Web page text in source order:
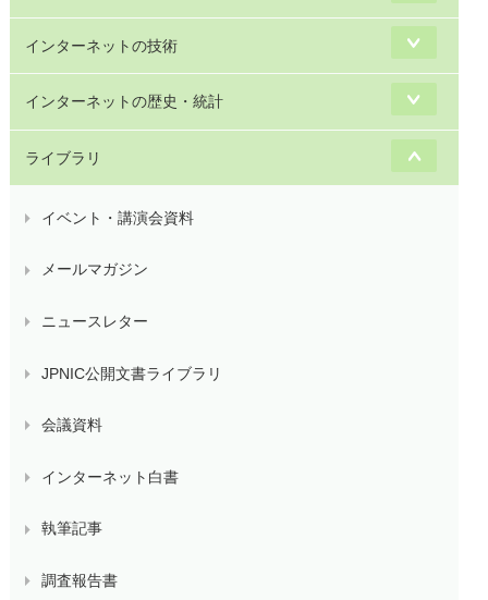
インターネットの技術
インターネットの歴史・統計
ライブラリ
イベント・講演会資料
メールマガジン
ニュースレター
JPNIC公開文書ライブラリ
会議資料
インターネット白書
執筆記事
調査報告書